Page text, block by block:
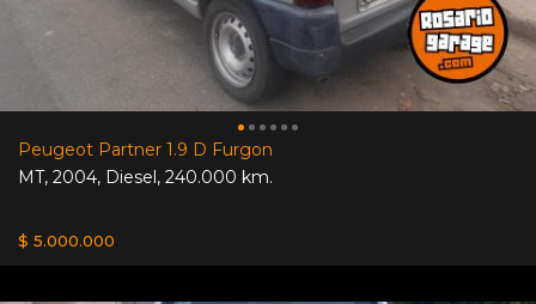
Peugeot Partner 1.9 D Furgon
MT, 2004, Diesel, 240.000 km.
$ 5.000.000